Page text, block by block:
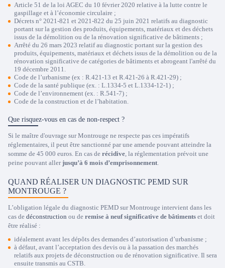
Article 51 de la loi AGEC du 10 février 2020 relative à la lutte contre le
gaspillage et à l’économie circulaire ;
Décrets n° 2021-821 et 2021-822 du 25 juin 2021 relatifs au diagnostic
portant sur la gestion des produits, équipements, matériaux et des déchets
issus de la démolition ou de la rénovation significative de bâtiments ;
Arrêté du 26 mars 2023 relatif au diagnostic portant sur la gestion des
produits, équipements, matériaux et déchets issus de la démolition ou de la
rénovation significative de catégories de bâtiments et abrogeant l'arrêté du
19 décembre 2011.
Code de l’urbanisme (ex : R.421-13 et R.421-26 à R.421-29) ;
Code de la santé publique (ex. : L.1334-5 et L.1334-12-1) ;
Code de l’environnement (ex. : R.541-7) ;
Code de la construction et de l’habitation.
Que risquez-vous en cas de non-respect ?
Si le maître d'ouvrage sur Montrouge ne respecte pas ces impératifs
réglementaires, il peut être sanctionné par une amende pouvant atteindre la
somme de 45 000 euros. En cas de récidive , la réglementation prévoit une
peine pouvant allerjusqu’à 6 mois d’emprisonnement
QUAND RÉALISER UN DIAGNOSTIC PEMD SUR
MONTROUGE ?
L’obligation légale du diagnostic PEMD sur Montrouge intervient dans les
cas de déconstruction ou de remise à neuf significative de bâtiments et doit
être réalisé :
idéalement avant les dépôts des demandes d’autorisation d’urbanisme ;
à défaut, avant l’acceptation des devis ou à la passation des marchés
relatifs aux projets de déconstruction ou de rénovation significative. Il sera
ensuite transmis au CSTB.